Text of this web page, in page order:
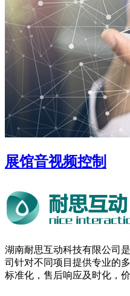
展馆音视频控制
湖南耐思互动科技有限公司
司针对不同项目提供专业的
标准化，售后响应及时化，价